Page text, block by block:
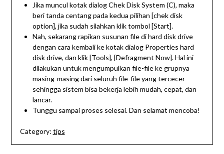
Jika muncul kotak dialog Chek Disk System (C), maka
beri tanda centang pada kedua pilihan [chek disk
option], jika sudah silahkan klik tombol [Start].
Nah, sekarang rapikan susunan file di hard disk drive
dengan cara kembali ke kotak dialog Properties hard
disk drive, dan klik [Tools], [Defragment Now]. Hal ini
dilakukan untuk mengumpulkan file-file ke grupnya
masing-masing dari seluruh file-file yang tercecer
sehingga sistem bisa bekerja lebih mudah, cepat, dan
lancar.
Tunggu sampai proses selesai. Dan selamat mencoba!
Category: tips